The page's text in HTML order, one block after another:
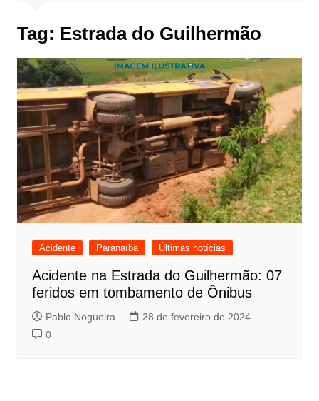
Tag: Estrada do Guilhermão
Acidente Paranaíba Últimas notícias
Acidente na Estrada do Guilhermão: 07
feridos em tombamento de Ônibus
Pablo Nogueira
28 de fevereiro de 2024
0